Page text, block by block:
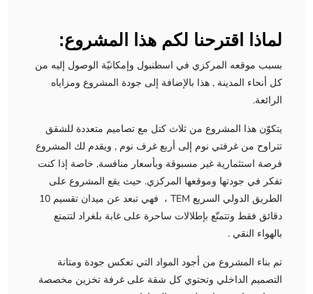
لماذا اقترحنا لكم هذا المشروع:
بسبب موقعه المركزي في اسطنبول وإمكانيّة الوصول إليه من
كل أنحاء المدينة , هذا بالإضافة إلى جودة المشروع ومزاياه
الرائعة.
يتكوّن هذا المشروع من ثلاث كتل مع تصاميم متعددة للشقق
تتراوح من غرفتي نوم إلى أربع غرف نوم , ويقدم لك المشروع
فرصة استثمارية غير مسبوقة وبأسعار منافسة, خاصة إذا كنت
تفكر في جودتها وموقعها المركزي. حيث يقع المشروع على
الطريق الدولي السريع TEM ، فهي تبعد عن ميدان تقسيم 10
دقائق فقط وتتمتّع بإطلالات ساحرة على غابة بلغراد لتتمتع
بالهواء النقي .
تم بناء المشروع من أجود المواد التي تعكس جودة ومتانة
التصميم الداخلي وتحتوي كل شقة على غرفة تخزين مخصصة